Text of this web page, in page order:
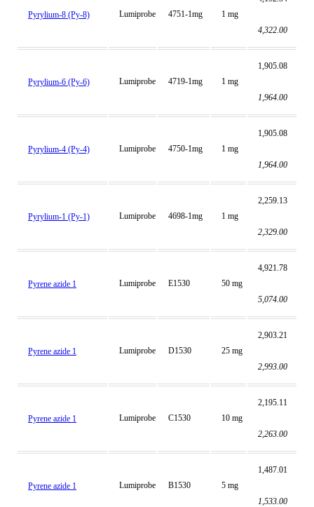
Pyrylium-8 (Py-8) Lumiprobe 4751-1mg 1 mg
4,322.00
Pyrylium-6 (Py-6) Lumiprobe 4719-1mg 1 mg
1,905.08
1,964.00
Pyrylium-4 (Py-4) Lumiprobe 4750-1mg 1 mg
1,905.08
1,964.00
Pyrylium-1 (Py-1) Lumiprobe 4698-1mg 1 mg
2,259.13
2,329.00
Pyrene azide 1 Lumiprobe E1530 50 mg
4,921.78
5,074.00
Pyrene azide 1 Lumiprobe D1530 25 mg
2,903.21
2,993.00
Pyrene azide 1 Lumiprobe C1530 10 mg
2,195.11
2,263.00
Pyrene azide 1 Lumiprobe B1530 5 mg
1,487.01
1,533.00